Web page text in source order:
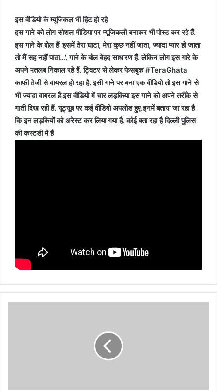
इस वीडियो के म्यूजिकल भी हिट हो रहे
इस गाने को लोग सोशल मीडिया पर म्यूजिकली बनाकर भी पोस्ट कर रहे हैं.
इस गाने के बोल हैं ‘इसमें तेरा घाटा, मेरा कुछ नहीं जाता, ज्यादा प्यार हो जाता,
तो मैं सह नहीं पाता…’. गाने के बोल बेहद साधारण हैं. लेकिन लोग इस गारे के
अपने मतलब निकाल रहे हैं. ट्विटर से लेकर फेसबुक #TeraGhata
काफी तेजी से वायरल हो रहा है. इसी गाने पर बना एक वीडियो तो इस गाने से
भी ज्यादा वायरल है.इस वीडियो में चार लड़किया इस गाने को अपने तरीके से
गाती दिख रही हैं. यूट्यूब पर कई वीडियो अपलोड हुए.इनमें बताया जा रहा है
कि इन लड़कियों को अरेस्ट कर लिया गया है. कोई बता रहा है दिल्ली पुलिस
की कस्टडी में हैं